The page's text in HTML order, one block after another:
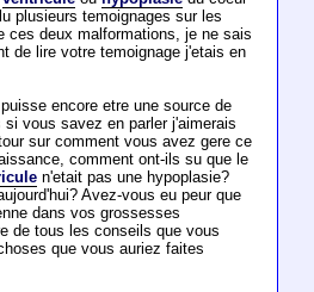
plusieurs temoignages sur les
ces deux malformations, je ne sais
de lire votre temoignage j'etais en
encore etre une source de
vous savez en parler j'aimerais
sur comment vous avez gere ce
comment ont-ils su que le
n'etait pas une hypoplasie?
Avez-vous eu peur que
dans vos grossesses
de tous les conseils que vous
que vous auriez faites